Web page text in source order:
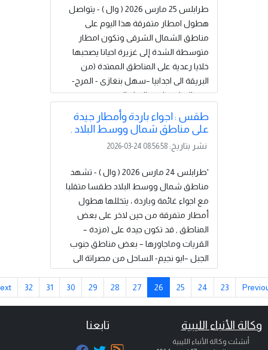
تدريجيًا بدءًا من يوم الغد، مع احتمال هطول
أمطار متفرقة مساءً، قد تصحبها خلايا
رعدية أحيانًا. وتتحسن فرص هطول الأمطار
صباح السبت، ما قد...
إقرأ المزيد
طرابلس 25 مارس 2026 ( وال ) - يتواصل
هطول امطار متفرقة هذا اليوم على
مناطق الشمال الشرقى وتكون امطار
متوسطة الشدة إلى غزيرة احيانا يصحبها
خلايا رعدية على المناطق الممتدة (من
البريقة الى اجدابيا –سهل بنغازى - المرج-
درنة الى امساعد –الجبل الاخضر وجنوبه-
مناطق البطنان ) مع رياح نشطة يصحبها
خلايا من السحب الرعدية مما تسبب في
تجمع المياه في الأماكن المنخفضة، واحتمال
سيول وجريان بعض الأودية . وتوقع المركز
الوطني للارصاد الجوية في نشرته اليومية أن
تكون الاجواء باردة نسبيا هذا اليوم على
(مناطق الشمال الغربى والوسط) يتخللها
هطول أمطار خفيفة على بعض المناطق
وتنقشع السحب الممطرةً...
طقس : اجواء باردة وأمطار جيدة
على مناطق شمال ووسط البلاد .
نشر بتاريخ: 2026-03-24 08:56:58
'طرابلس 24 مارس 2026 ( وال ) - تشهد
مناطق شمال ووسط البلاد طقسا متقلبا
مع اجواء غائمة وباردة ، يتخللها هطول
أمطار متفرقة من حين لاخر على بعض
المناطق , قد تكون جيدة على (مزدة –
القريات وماجاورها – بعض مناطق جنوب
الجبل –ابو نجيم- الساحل من مصراتة الى
الوطني للارصاد الجوية في نشرته اليومية أن
خاصة الممتدة من ( البريقة الى سهل
بنغازي حتى المرج- درنة الى اقصى الساحل
Next
الأنباء الليبية
أنشئت وكالة الأنباء الليبية
تابعنا